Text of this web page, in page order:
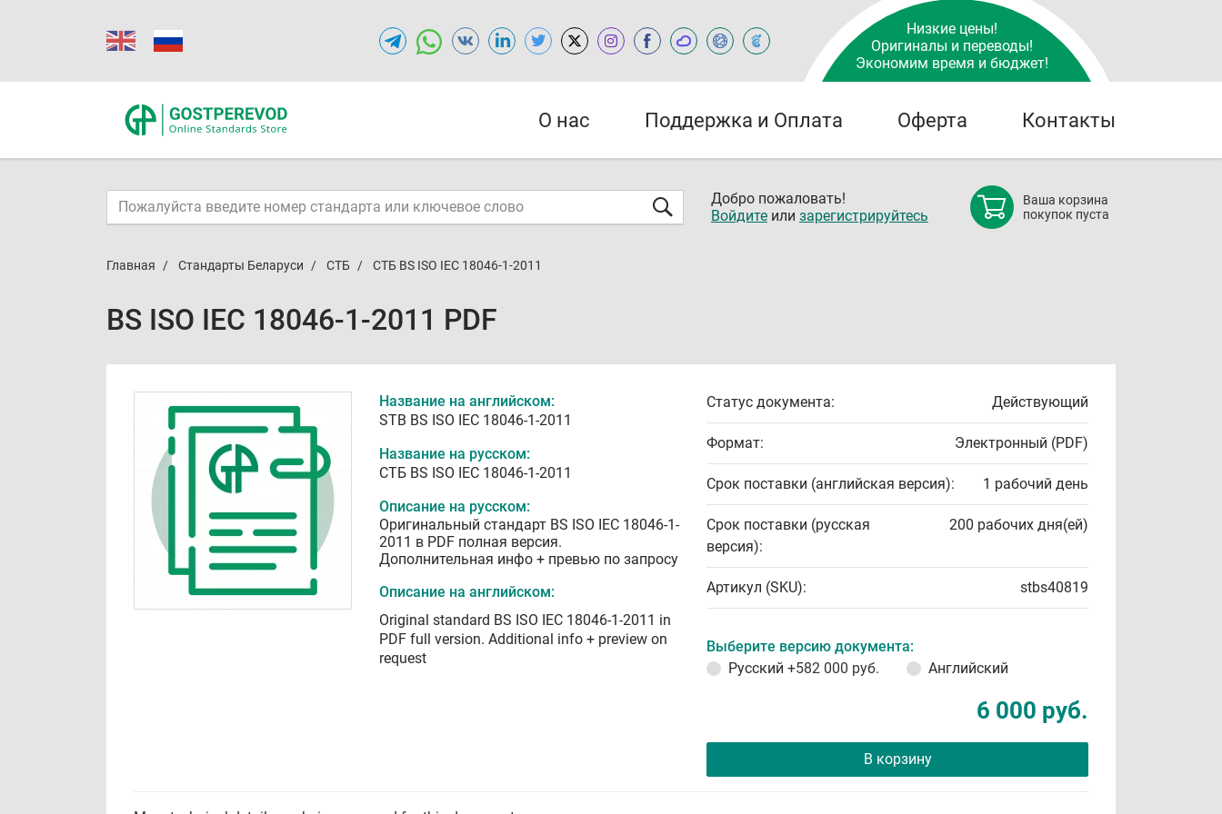
Низкие цены!
Оригиналы и переводы!
Экономим время и бюджет!
О нас Поддержка и Оплата Оферта Контакты
Добро пожаловать!
Войдите или зарегистрируйтесь
Ваша корзина
покупок пуста
Главная Стандарты Беларуси СТБ СТБ BS ISO IEC 18046-1-2011
BS ISO IEC 18046-1-2011 PDF
Название на английском:
STB BS ISO IEC 18046-1-2011
Название на русском:
СТБ BS ISO IEC 18046-1-2011
Описание на русском:
Оригинальный стандарт BS ISO IEC 18046-1-
2011 в PDF полная версия.
Дополнительная инфо + превью по запросу
Описание на английском:
Original standard BS ISO IEC 18046-1-2011 in
PDF full version. Additional info + preview on
request
Статус документа: Действующий
Формат: Электронный (PDF)
Срок поставки (английская версия): 1 рабочий день
Срок поставки (русская
версия):
200 рабочих дня(ей)
Артикул (SKU): stbs40819
Выберите версию документа:
Русский +582 000 руб. Английский
6 000 руб.
В корзину